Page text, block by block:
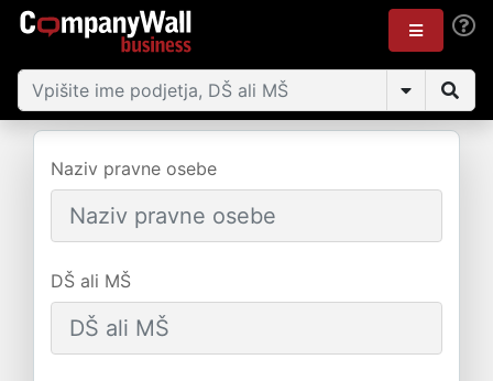
Naziv pravne osebe
DŠ ali MŠ